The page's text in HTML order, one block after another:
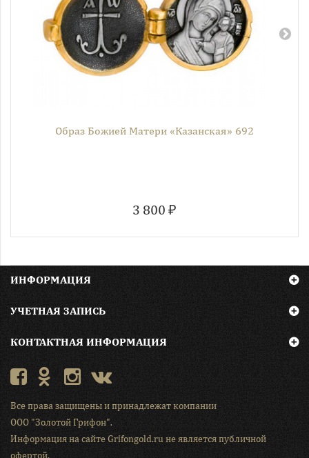
Образ Божией Матери «Казанская» 692
3 800 ₽
ИНФОРМАЦИЯ
УЧЕТНАЯ ЗАПИСЬ
КОНТАКТНАЯ ИНФОРМАЦИЯ
Все права защищены и принадлежат компании
ООО "Золотой Грифон".
Информация на сайте Grifongold.ru не является публичной
офертой.